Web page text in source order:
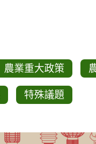
農業重大政策
特殊議題